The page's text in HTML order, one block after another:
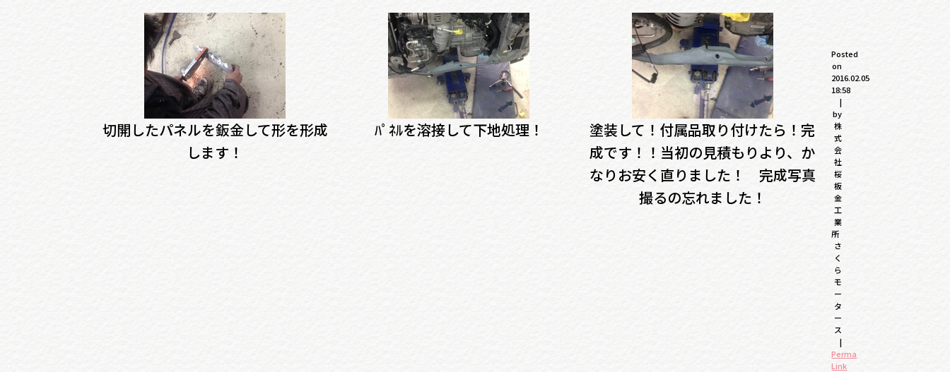
切開したパネルを鈑金して形を形成
します！
ﾊﾟﾈﾙを溶接して下地処理！
塗装して！付属品取り付けたら！完
成です！！当初の見積もりより、か
なりお安く直りました！ 完成写真
撮るの忘れました！
Posted
on
2016.02.05
18:58
|
by
株
式
会
社
桜
板
金
工
業
所
さ
く
ら
モ
ー
タ
ー
ス
|
Perma
Link